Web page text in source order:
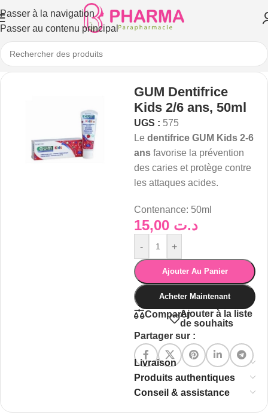
Passer à la navigation
Passer au contenu principal
GUM Dentifrice
Kids 2/6 ans, 50ml
UGS : 575
Le dentifrice GUM Kids 2-6
ans favorise la prévention
des caries et protège contre
les attaques acides.
Contenance: 50ml
د.ت
- +
Ajouter Au Panier
Acheter Maintenant
ComparerAjouter à la liste
de souhaits
Partager sur :
Livraison
Produits authentiques
Conseil & assistance